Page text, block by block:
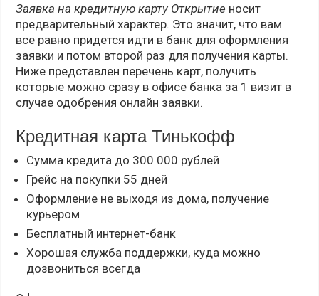
Заявка на кредитную карту Открытие носит
предварительный характер. Это значит, что вам
все равно придется идти в банк для оформления
заявки и потом второй раз для получения карты.
Ниже представлен перечень карт, получить
которые можно сразу в офисе банка за 1 визит в
случае одобрения онлайн заявки.
Кредитная карта Тинькофф
Сумма кредита до 300 000 рублей
Грейс на покупки 55 дней
Оформление не выходя из дома, получение
курьером
Бесплатный интернет-банк
Хорошая служба поддержки, куда можно
дозвониться всегда